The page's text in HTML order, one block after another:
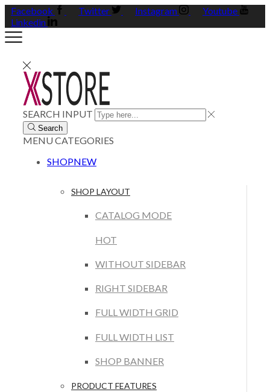
Facebook Twitter Instagram
Youtube
Linkedin
SEARCH INPUT
Search
MENUCATEGORIES
SHOPNEW
SHOP LAYOUT
CATALOG MODE
HOT
WITHOUT SIDEBAR
RIGHT SIDEBAR
FULL WIDTH GRID
FULL WIDTH LIST
SHOP BANNER
PRODUCT FEATURES